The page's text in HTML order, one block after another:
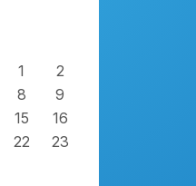
1
2
8
9
15
16
22
23